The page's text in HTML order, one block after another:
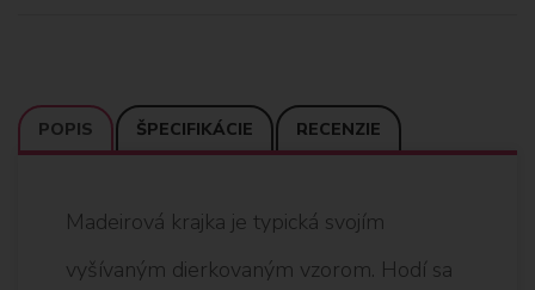
POPIS ŠPECIFIKÁCIE RECENZIE
Madeirová krajka je typická svojím
vyšívaným dierkovaným vzorom. Hodí sa